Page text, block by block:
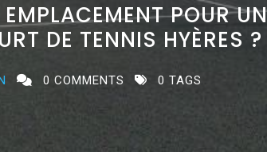
POUR
DE TENNIS HYÈRES ?
0 COMMENTS 0 TAGS